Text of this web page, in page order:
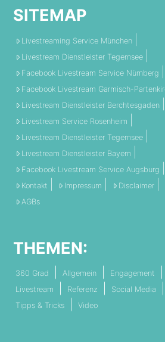
SITEMAP
Livestreaming Service München
Livestream Dienstleister Tegernsee
Facebook Livestream Service Nürnberg
Facebook Livestream Garmisch-
Livestream Dienstleister Berchtesgaden
Livestream Service Rosenheim
Livestream Dienstleister Tegernsee
Livestream Dienstleister Bayern
Facebook Livestream Service Augsburg
Kontakt
Impressum Disclaimer
AGBs
THEMEN:
360 Grad Allgemein Engagement
Livestream
Referenz Social Media
Tipps & Tricks
Video